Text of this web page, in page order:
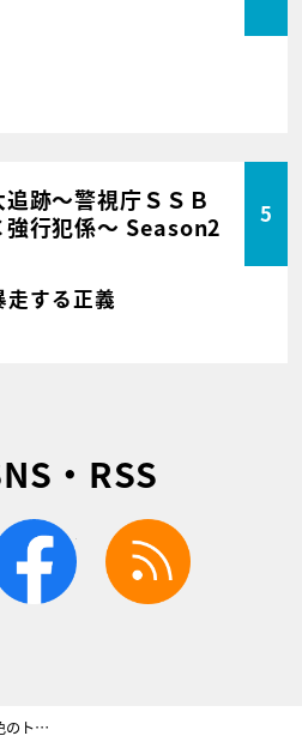
追跡～警視庁ＳＳＢ
強行犯係～ Season2
5
する正義
・RSS
facebook
明るい色のトップスがレフ板効果！まゆゆの劇中コーデでアウトドア“モテ”を学ぶ